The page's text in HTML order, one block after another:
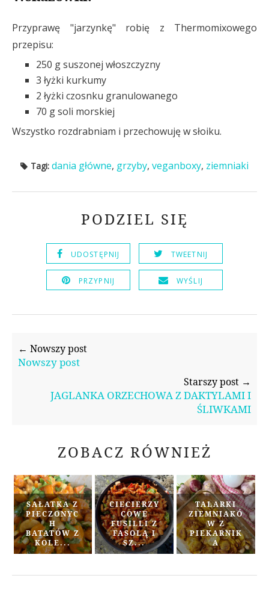
Przyprawę "jarzynkę" robię z Thermomixowego
przepisu:
250 g suszonej włoszczyzny
3 łyżki kurkumy
2 łyżki czosnku granulowanego
70 g soli morskiej
Wszystko rozdrabniam i przechowuję w słoiku.
Tagi: dania główne, grzyby, veganboxy, ziemniaki
PODZIEL SIĘ
UDOSTĘPNIJ TWEETNIJ
PRZYPNIJ WYŚLIJ
← Nowszy post
Nowszy post
Starszy post →
JAGLANKA ORZECHOWA Z DAKTYLAMI I
ŚLIWKAMI
ZOBACZ RÓWNIEŻ
SAŁATKA Z
PIECZONYC
H
BATATÓW Z
KOLE...
CIECIERZY
COWE
FUSILLI Z
FASOLĄ I
SZ...
TALARKI
ZIEMNIAKÓ
W Z
PIEKARNIK
A